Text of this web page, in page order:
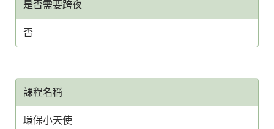
是否需要跨夜
否
課程名稱
環保小天使